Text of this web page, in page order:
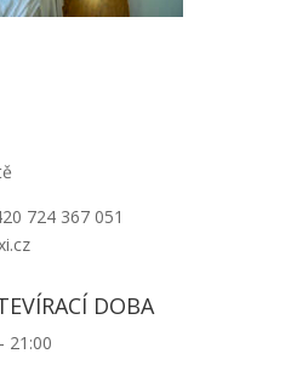
724 367 051
DOBA
21:00